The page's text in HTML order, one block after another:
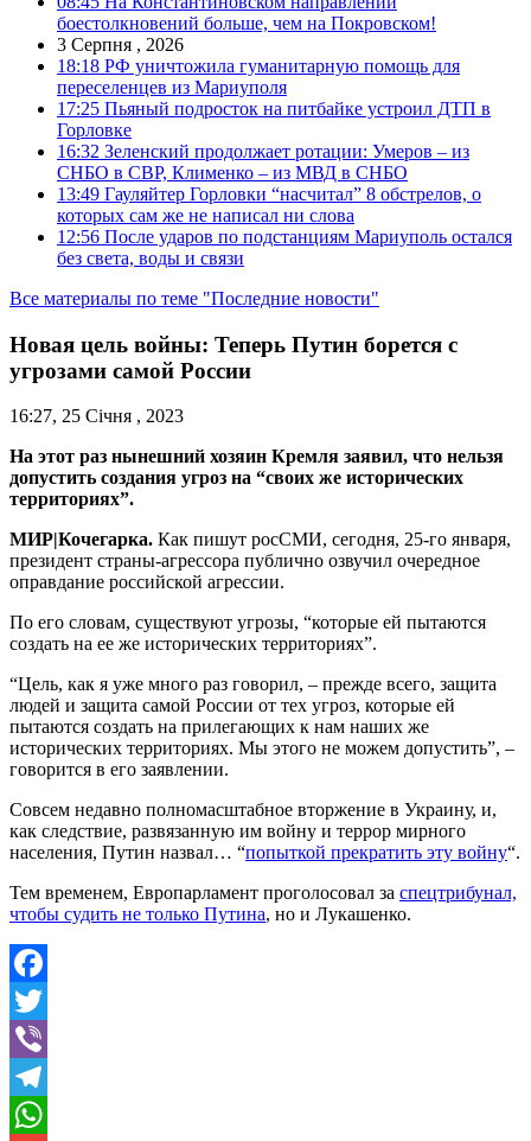
боестолкновений больше, чем на Покровском!
3 Серпня , 2026
18:18 РФ уничтожила гуманитарную помощь для
переселенцев из Мариуполя
17:25 Пьяный подросток на питбайке устроил ДТП в
Горловке
16:32 Зеленский продолжает ротации: Умеров – из
СНБО в СВР, Клименко – из МВД в СНБО
13:49 Гауляйтер Горловки “насчитал” 8 обстрелов, о
которых сам же не написал ни слова
12:56 После ударов по подстанциям Мариуполь остался
без света, воды и связи
Все материалы по теме "Последние новости"
Новая цель войны: Теперь Путин борется с
угрозами самой России
16:27, 25 Січня , 2023
На этот раз нынешний хозяин Кремля заявил, что нельзя
допустить создания угроз на “своих же исторических
территориях”.
МИР|Кочегарка. Как пишут росСМИ, сегодня, 25-го января,
президент страны-агрессора публично озвучил очередное
оправдание российской агрессии.
По его словам, существуют угрозы, “которые ей пытаются
создать на ее же исторических территориях”.
“Цель, как я уже много раз говорил, – прежде всего, защита
людей и защита самой России от тех угроз, которые ей
пытаются создать на прилегающих к нам наших же
исторических территориях. Мы этого не можем допустить”, –
говорится в его заявлении.
Совсем недавно полномасштабное вторжение в Украину, и,
как следствие, развязанную им войну и террор мирного
населения, Путин назвал… “попыткой прекратить эту войну“.
Тем временем, Европарламент проголосовал за спецтрибунал,
чтобы судить не только Путина, но и Лукашенко.
Facebook
Twitter
Viber
Telegram